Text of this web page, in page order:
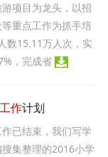
项目为龙头，以招
重点工作为抓手培
数15.11万人次，实
，完成省
工作计划
已结束，我们写学
集整理的2016小学